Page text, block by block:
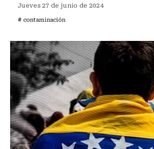
Jueves 27 de junio de 2024
# contaminación